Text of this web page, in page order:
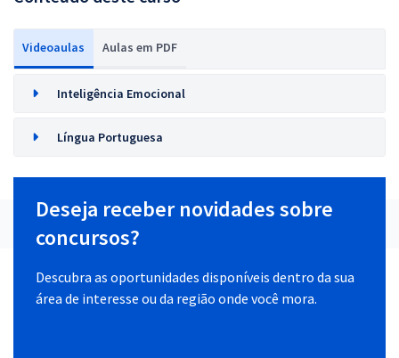
Videoaulas Aulas em PDF
Inteligência Emocional
Língua Portuguesa
Deseja receber novidades sobre
concursos?
Descubra as oportunidades disponíveis dentro da sua
área de interesse ou da região onde você mora.